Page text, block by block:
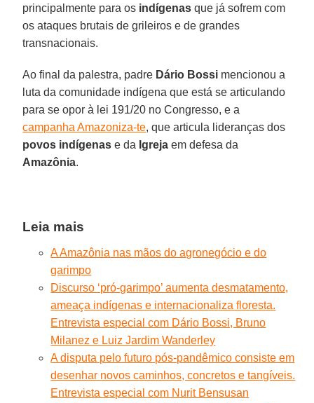
principalmente para os indígenas que já sofrem com
os ataques brutais de grileiros e de grandes
transnacionais.
Ao final da palestra, padre Dário Bossi mencionou a
luta da comunidade indígena que está se articulando
para se opor à lei 191/20 no Congresso, e a
campanha Amazoniza-te, que articula lideranças dos
povos indígenas e da Igreja em defesa da
Amazônia.
Leia mais
A Amazônia nas mãos do agronegócio e do
garimpo
Discurso ‘pró-garimpo’ aumenta desmatamento,
ameaça indígenas e internacionaliza floresta.
Entrevista especial com Dário Bossi, Bruno
Milanez e Luiz Jardim Wanderley
A disputa pelo futuro pós-pandêmico consiste em
desenhar novos caminhos, concretos e tangíveis.
Entrevista especial com Nurit Bensusan